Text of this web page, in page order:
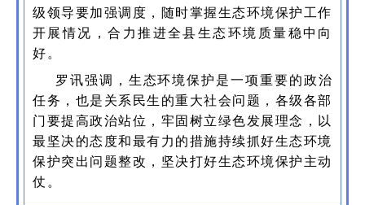
级领导要加强调度，随时掌握生态环境保护工作
开展情况，合力推进全县生态环境质量稳中向
好。
罗讯强调，生态环境保护是一项重要的政治
任务，也是关系民生的重大社会问题，各级各部
门要提高政治站位，牢固树立绿色发展理念，以
最坚决的态度和最有力的措施持续抓好生态环境
保护突出问题整改，坚决打好生态环境保护主动
仗。